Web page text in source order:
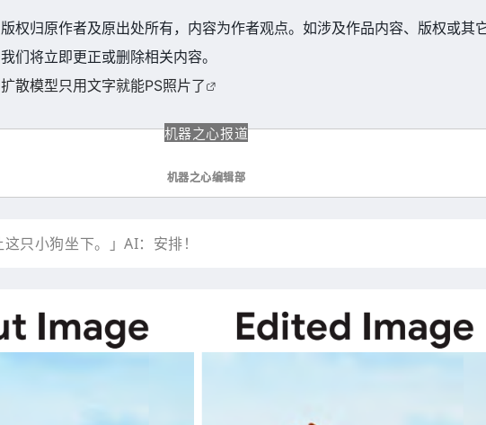
权归原作者及原出处所有，内容为作者观点。如涉及作品内容、版权或其
们将立即更正或删除相关内容。
散模型只用文字就能PS照片了
机器之心报道
机器之心编辑部
只小狗坐下。」AI：安排！